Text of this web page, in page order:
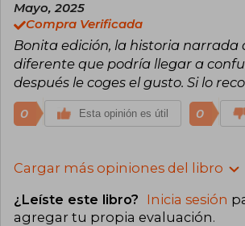
Mayo, 2025
Compra Verificada
Bonita edición, la historia narrada
diferente que podría llegar a
después le coges el gusto. Si lo
0 Esta opinión es útil 0
Cargar más opiniones del libro
¿Leíste este libro? Inicia sesión
agregar tu propia evaluación.